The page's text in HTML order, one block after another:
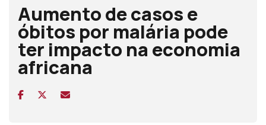
Aumento de casos e
óbitos por malária pode
ter impacto na economia
africana